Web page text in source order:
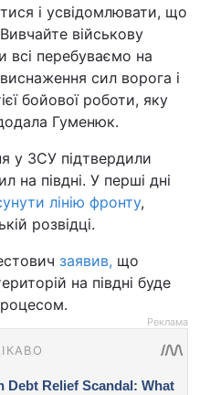
і усвідомлювати, що
військову
всі перебуваємо на
сил ворога і
бойової роботи, яку
Гуменюк.
у ЗСУ підтвердили
на півдні. У перші дні
лінію фронту,
розвідці.
заявив, що
на півдні буде
Реклама